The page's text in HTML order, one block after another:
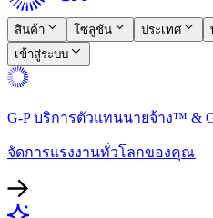
สินค้า​​ โซลูชัน​​ ประเทศ​​
เข้าสู่ระบบ​​
G-P บริการตัวแทนนายจ้าง™ &
จัดการแรงงานทั่วโลกของคุณ​​